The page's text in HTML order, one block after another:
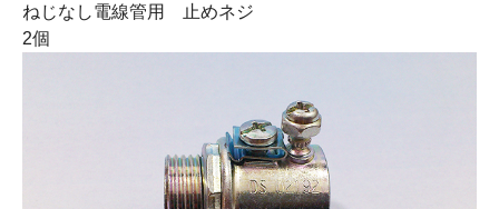
ねじなし電線管用 止めネジ
2個